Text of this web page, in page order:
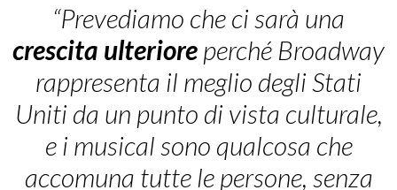
“Prevediamo che ci sarà una
crescita ulterioreperché Broadway
rappresenta il meglio degli Stati
Uniti da un punto di vista culturale,
e i musical sono qualcosa che
accomuna tutte le persone, senza